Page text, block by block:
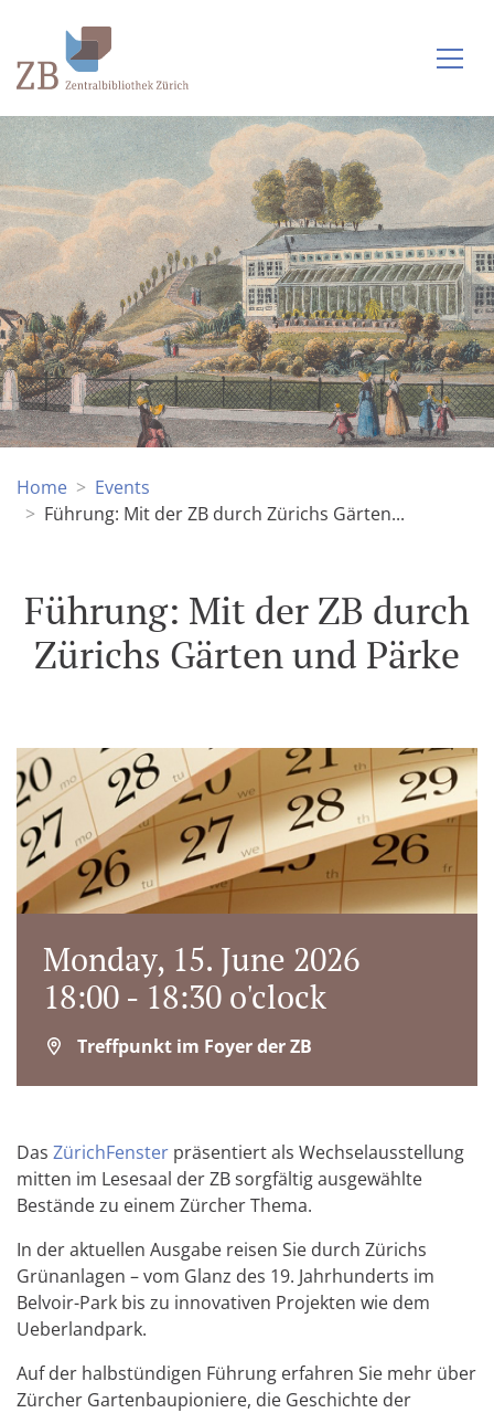
Home
Events
Führung: Mit der ZB durch Zürichs Gärten...
Führung: Mit der ZB durch
Zürichs Gärten und Pärke
Monday, 15. June 2026
18:00 - 18:30 o'clock
Treffpunkt im Foyer der ZB
Das ZürichFenster präsentiert als Wechselausstellung
mitten im Lesesaal der ZB sorgfältig ausgewählte
Bestände zu einem Zürcher Thema.
In der aktuellen Ausgabe reisen Sie durch Zürichs
Grünanlagen – vom Glanz des 19. Jahrhunderts im
Belvoir-Park bis zu innovativen Projekten wie dem
Ueberlandpark.
Auf der halbstündigen Führung erfahren Sie mehr über
Zürcher Gartenbaupioniere, die Geschichte der